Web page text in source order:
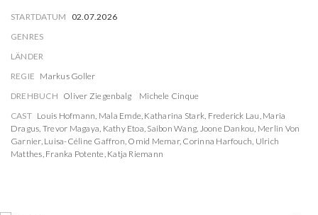
STARTDATUM
02.07.2026
GENRES
LÄNDER
REGIE Markus Goller
DREHBUCH Oliver Ziegenbalg
Michele Cinque
CAST Louis Hofmann, Mala Emde, Katharina Stark, Frederick Lau, Maria
Dragus, Trevor Magaya, Kathy Etoa, Saibon Wang, Joone Dankou, Merlin Von
Garnier, Luisa-Céline Gaffron, Omid Memar, Corinna Harfouch, Ulrich
Matthes, Franka Potente, Katja Riemann